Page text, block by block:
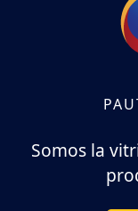
Somos la